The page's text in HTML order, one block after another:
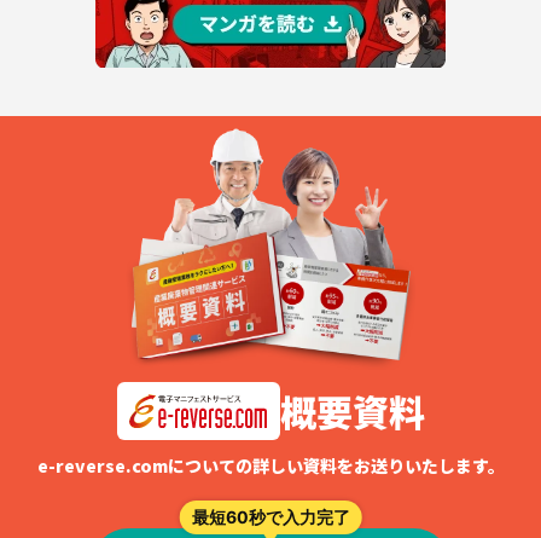
概要資料
e-reverse.comについての詳しい資料をお送りいたします。
最短60秒で入力完了